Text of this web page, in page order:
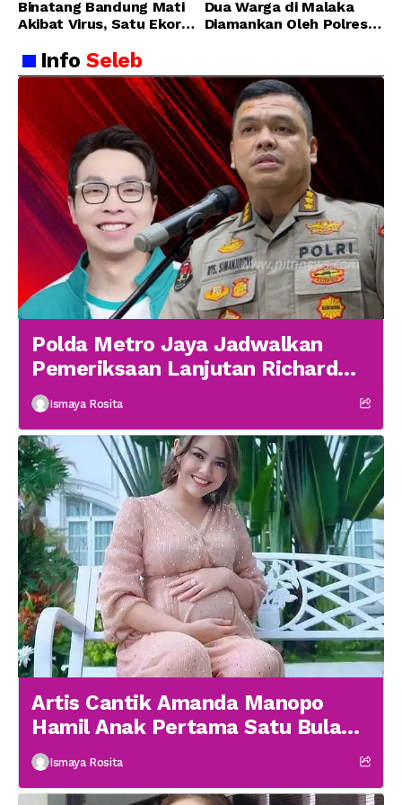
Binatang Bandung Mati
Akibat Virus, Satu Ekor
Membaik
Dua Warga di Malaka
Diamankan Oleh Polres
InfoSeleb
Polda Metro Jaya Jadwalkan
Pemeriksaan Lanjutan Richard
Lee 19 Januari
Ismaya Rosita
Artis Cantik Amanda Manopo
Hamil Anak Pertama Satu Bulan
menikah
Ismaya Rosita